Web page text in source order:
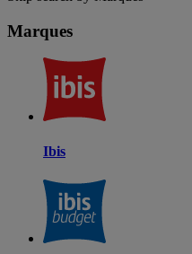
Marques
Ibis